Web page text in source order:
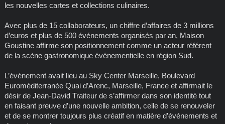
les nouvelles cartes et collections culinaires.
Avec plus de 15 collaborateurs, un chiffre d’affaires de 3 millions
d’euros et plus de 500 événements organisés par an, Maison
Goustine affirme son positionnement comme un acteur référent
de la scène gastronomique événementielle en région Sud.
L’événement avait lieu au Sky Center Marseille, Boulevard
Euroméditerranée Quai d’Arenc, Marseille, France et affirmait le
désir de Jean-David Traiteur de s’affirmer dans son identité tout
en faisant preuve d’une nouvelle ambition, celle de se renouveler
et de se montrer toujours plus créatif en matière d’événements et